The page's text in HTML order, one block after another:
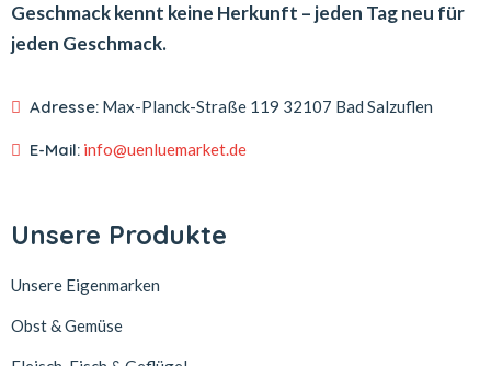
Geschmack kennt keine Herkunft – jeden Tag neu für
jeden Geschmack.
Adresse: Max-Planck-Straße 119 32107 Bad Salzuflen
E-Mail: info@uenluemarket.de
Unsere Produkte
Unsere Eigenmarken
Obst & Gemüse